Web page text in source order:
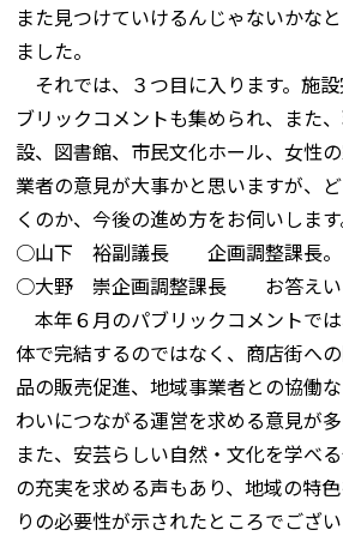
また見つけていけるんじゃないかな
ました。
それでは、３つ目に入ります。施
ブリックコメントも集められ、また
設、図書館、市民文化ホール、女性
業者の意見が大事かと思いますが、
くのか、今後の進め方をお伺いします
○山下 裕副議長 企画調整課長。
○大野 崇企画調整課長 お答えい
本年６月のパブリックコメントで
体で完結するのではなく、商店街へ
品の販売促進、地域事業者との協働
わいにつながる運営を求める意見が
また、安芸らしい自然・文化を学べ
の充実を求める声もあり、地域の特
りの必要性が示されたところでござ